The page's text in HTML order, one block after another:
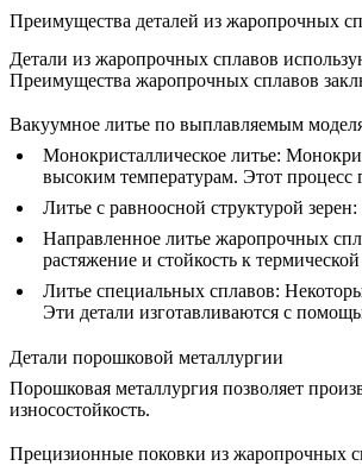
Преимущества деталей из жаропрочных
Детали из жаропрочных сплавов
Преимущества жаропрочных сплавов
Вакуумное литье по выплавляемым
Монокристаллическое литье:
высоким температурам. Этот процесс
Литье с равноосной структурой зерен:
Направленное литье жаропрочных
растяжение и стойкость к термической
Литье специальных сплавов:
Эти детали изготавливаются с
Детали порошковой металлургии
Порошковая металлургия позволяет
износостойкость.
Прецизионные поковки из жаропрочных